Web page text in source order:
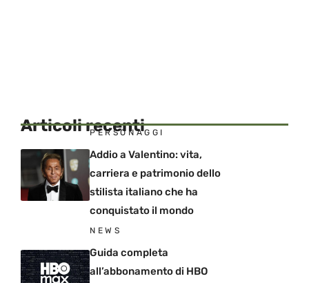
Articoli recenti
PERSONAGGI
Addio a Valentino: vita,
carriera e patrimonio dello
stilista italiano che ha
conquistato il mondo
NEWS
Guida completa
all’abbonamento di HBO